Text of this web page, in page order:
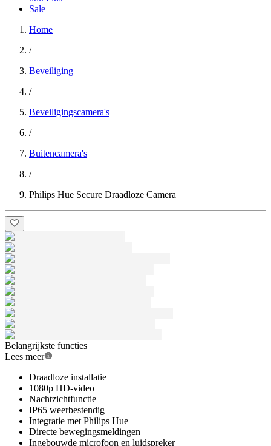
Sale
Home
/
Beveiliging
/
Beveiligingscamera's
/
Buitencamera's
/
Philips Hue Secure Draadloze Camera
Belangrijkste functies
Lees meer
Draadloze installatie
1080p HD-video
Nachtzichtfunctie
IP65 weerbestendig
Integratie met Philips Hue
Directe bewegingsmeldingen
Ingebouwde microfoon en luidspreker